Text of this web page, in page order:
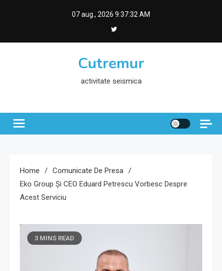
07 aug., 2026 9:37:32 AM
Cutremur
activitate seismica
Home
Comunicate De Presa
Eko Group Și CEO Eduard Petrescu Vorbesc Despre
Acest Serviciu
3 MINS READ